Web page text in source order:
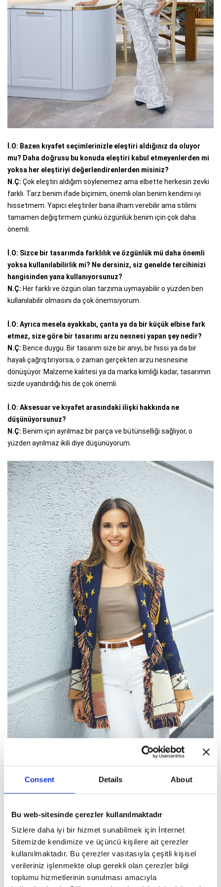
Consent Details About
Bu web-sitesinde çerezler kullanılmaktadır
Sizlere daha iyi bir hizmet sunabilmek için İnternet
Sitemizde kendimize ve üçüncü kişilere ait çerezler
kullanılmaktadır. Bu çerezler vasıtasıyla çeşitli kişisel
verileriniz işlenmekte olup gerekli olan çerezler bilgi
toplumu hizmetlerinin sunulması amacıyla
İ.O: Bazen kıyafet seçimlerinizle eleştiri aldığınız da oluyor
mu? Daha doğrusu bu konuda eleştiri kabul etmeyenlerden mi
yoksa her eleştiriyi değerlendirenlerden misiniz?
N.Ç: Çok eleştiri aldığım söylenemez ama elbette herkesin zevki
farklı. Tarz benim ifade biçimim, önemli olan benim kendimi iyi
hissetmem. Yapıcı eleştiriler bana ilham verebilir ama stilimi
tamamen değiştirmem çünkü özgünlük benim için çok daha
önemli.
İ.O: Sizce bir tasarımda farklılık ve özgünlük mü daha önemli
yoksa kullanılabilirlik mi? Ne dersiniz, siz genelde tercihinizi
hangisinden yana kullanıyorsunuz?
N.Ç: Her farklı ve özgün olan tarzıma uymayabilir o yüzden ben
kullanılabilir olmasını da çok önemsiyorum.
İ.O: Ayrıca mesela ayakkabı, çanta ya da bir küçük elbise fark
etmez, size göre bir tasarımı arzu nesnesi yapan şey nedir?
N.Ç: Bence duygu. Bir tasarım size bir anıyı, bir hissi ya da bir
hayali çağrıştırıyorsa, o zaman gerçekten arzu nesnesine
dönüşüyor. Malzeme kalitesi ya da marka kimliği kadar, tasarımın
sizde uyandırdığı his de çok önemli.
İ.O: Aksesuar ve kıyafet arasındaki ilişki hakkında ne
düşünüyorsunuz?
N.Ç: Benim için ayrılmaz bir parça ve bütünselliği sağlıyor, o
yüzden ayrılmaz ikili diye düşünüyorum.
N.Ç:
Öncellikle kendinizi tanıyın hangi renkler, kesimler ve dokular
etmeyin. Ve mutlaka sizi anlatan bir imza detayınız olsun. Bu bir
aksesuar, takı ya da renk olabilir. Stil, kendini bulmanın en keyifli
yolu bence.
İ.O: Dünyada işlerini en çok beğendiğiniz tasarımcılar kimler?